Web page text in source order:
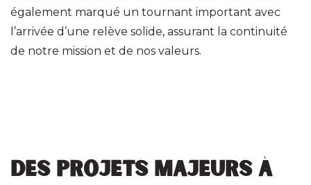
également marqué un tournant important avec
l’arrivée d’une relève solide, assurant la continuité
de notre mission et de nos valeurs.
Des projets majeurs à